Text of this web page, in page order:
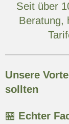
Seit über
Beratung,
Unsere
sollten
🏪 Echter